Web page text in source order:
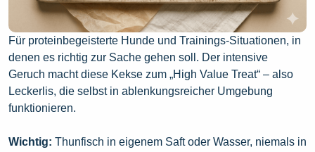
Für proteinbegeisterte Hunde und Trainings-Situationen, in
denen es richtig zur Sache gehen soll. Der intensive
Geruch macht diese Kekse zum „High Value Treat“ – also
Leckerlis, die selbst in ablenkungsreicher Umgebung
funktionieren.
Wichtig: Thunfisch in eigenem Saft oder Wasser, niemals in